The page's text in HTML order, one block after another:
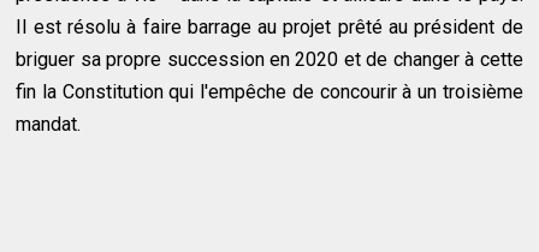
Il est résolu à faire barrage au projet prêté au président de
briguer sa propre succession en 2020 et de changer à cette
fin la Constitution qui l'empêche de concourir à un troisième
mandat.